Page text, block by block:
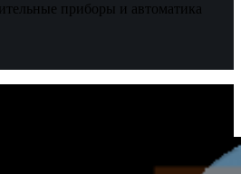
приборы и автоматика